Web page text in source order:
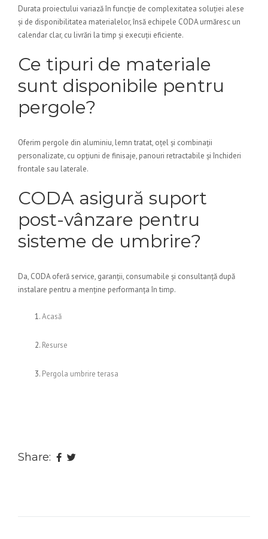
Durata proiectului variază în funcție de complexitatea soluției alese
și de disponibilitatea materialelor, însă echipele CODA urmăresc un
calendar clar, cu livrări la timp și execuții eficiente.
Ce tipuri de materiale
sunt disponibile pentru
pergole?
Oferim pergole din aluminiu, lemn tratat, oțel și combinații
personalizate, cu opțiuni de finisaje, panouri retractabile și închideri
frontale sau laterale.
CODA asigură suport
post-vânzare pentru
sisteme de umbrire?
Da, CODA oferă service, garanții, consumabile și consultanță după
instalare pentru a menține performanța în timp.
Acasă
Resurse
Pergola umbrire terasa
Share: